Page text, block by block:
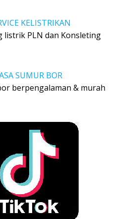
KELISTRIKAN
listrik PLN dan Konsleting
SUMUR BOR
berpengalaman & murah